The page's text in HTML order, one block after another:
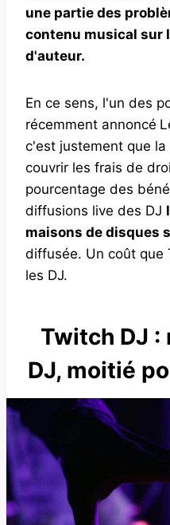
une partie des
contenu musical sur
d'auteur.
En ce sens, l'un des
récemment annoncé
c'est justement que
couvrir les frais de
pourcentage des
diffusions live des DJ
maisons de disques
diffusée. Un coût que
les DJ.
Twitch DJ :
DJ, moitié